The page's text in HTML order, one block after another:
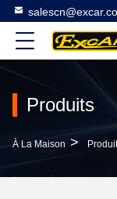
Produits
À La Maison >